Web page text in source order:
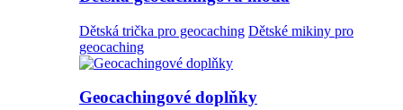
Dětská trička pro geocaching Dětské mikiny pro
geocaching
Geocachingové doplňky